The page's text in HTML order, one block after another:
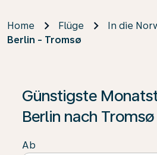
Home Flüge
In die
Berlin - Tromsø
Günstigste
Berlin nach Tromsø
Ab
Wenn keine Ergebnisse